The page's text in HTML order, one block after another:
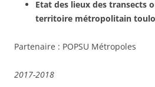
Etat des lieux des transects
territoire métropolitain
Partenaire : POPSU Métropoles
2017-2018